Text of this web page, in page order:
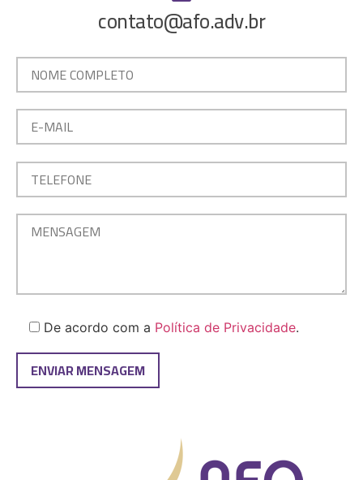
contato@afo.adv.br
De acordo com a Política de Privacidade.